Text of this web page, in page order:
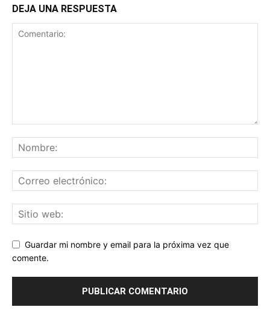
DEJA UNA RESPUESTA
Guardar mi nombre y email para la próxima vez que
comente.